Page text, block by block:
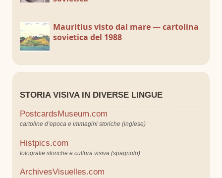
Mauritius visto dal mare — cartolina
sovietica del 1988
STORIA VISIVA IN DIVERSE LINGUE
PostcardsMuseum.com
cartoline d’epoca e immagini storiche (inglese)
Histpics.com
fotografie storiche e cultura visiva (spagnolo)
ArchivesVisuelles.com